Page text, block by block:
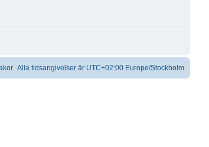
Alla tidsangivelser är UTC+02:00 Europe/Stockholm